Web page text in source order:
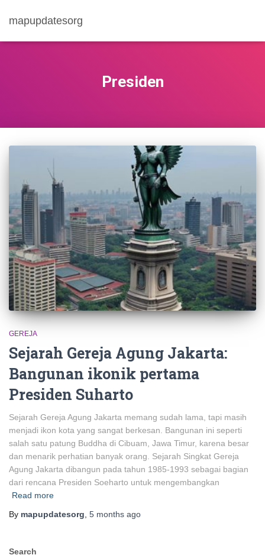
mapupdatesorg
Presiden
GEREJA
Sejarah Gereja Agung Jakarta:
Bangunan ikonik pertama
Presiden Suharto
Sejarah Gereja Agung Jakarta memang sudah lama, tapi masih
menjadi ikon kota yang sangat berkesan. Bangunan ini seperti
salah satu patung Buddha di Cibuam, Jawa Timur, karena besar
dan menarik perhatian banyak orang. Sejarah Singkat Gereja
Agung Jakarta dibangun pada tahun 1985-1993 sebagai bagian
dari rencana Presiden Soeharto untuk mengembangkan
Read more
By mapupdatesorg 5 months ago
Search